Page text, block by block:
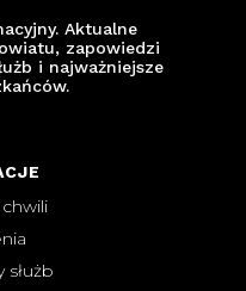
Aktualne
zapowiedzi
i najważniejsze
służb